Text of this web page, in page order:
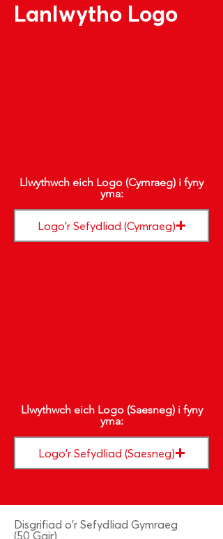
Lanlwytho Logo
Llwythwch eich Logo (Cymraeg) i fyny
yma:
Logo'r Sefydliad (Cymraeg)
Llwythwch eich Logo (Saesneg) i fyny
yma:
Logo'r Sefydliad (Saesneg)
Disgrifiad o'r Sefydliad Gymraeg
(50 Gair)